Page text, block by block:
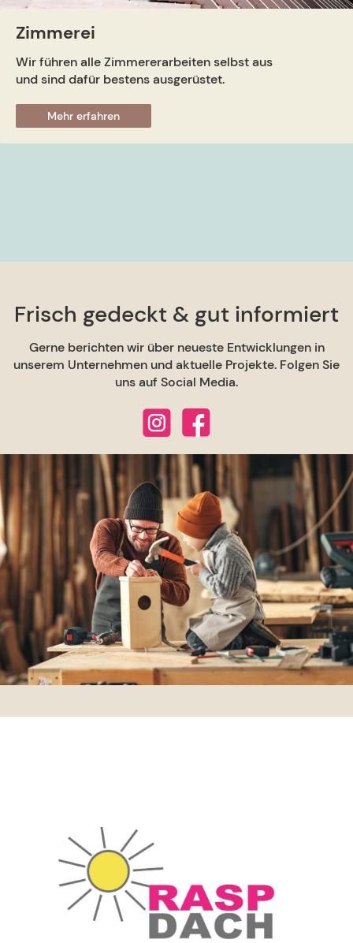
Zimmerei
Wir führen alle Zimmererarbeiten selbst aus
und sind dafür bestens ausgerüstet.
Mehr erfahren
Frisch gedeckt & gut informiert
Gerne berichten wir über neueste Entwicklungen in
unserem Unternehmen und aktuelle Projekte. Folgen Sie
uns auf Social Media.